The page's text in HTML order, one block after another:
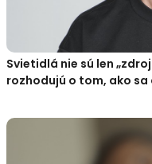
Svietidlá nie sú len
rozhodujú o tom, ako